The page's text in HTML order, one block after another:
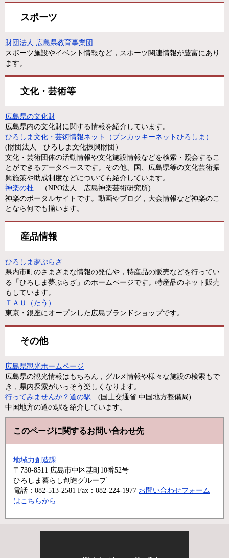
スポーツ
財団法人 広島県教育事業団
スポーツ施設やイベント情報など，スポーツ関連情報が豊富にあり
ます。
文化・芸術等
広島県の文化財
広島県内の文化財に関する情報を紹介しています。
ひろしま文化・芸術情報ネット（ブンカッキーネットひろしま）
(財団法人 ひろしま文化振興財団）
文化・芸術団体の活動情報や文化施設情報などを検索・照会するこ
とができるデータベースです。その他、国、広島県等の文化芸術振
興施策や助成制度などについても紹介しています。
神楽の杜 （NPO法人 広島神楽芸術研究所)
神楽のポータルサイトです。動画やブログ，大会情報など神楽のこ
となら何でも揃います。
産品情報
ひろしま夢ぷらざ
県内市町のさまざまな情報の発信や，特産品の販売などを行ってい
る「ひろしま夢ぷらざ」のホームページです。特産品のネット販売
もしています。
ＴＡＵ（たう）
東京・銀座にオープンした広島ブランドショップです。
その他
広島県観光ホームページ
広島県の観光情報はもちろん，グルメ情報や様々な施設の検索もで
き，県内探索がいっそう楽しくなります。
行ってみませんか？道の駅 (国土交通省 中国地方整備局)
中国地方の道の駅を紹介しています。
このページに関するお問い合わせ先
地域力創造課
〒730-8511 広島市中区基町10番52号
ひろしま暮らし創造グループ
電話：082-513-2581 Fax：082-224-1977 お問い合わせフォーム
はこちらから